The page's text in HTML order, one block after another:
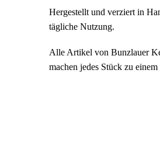
Hergestellt und verziert in
tägliche Nutzung.
Alle Artikel von Bunzlauer
machen jedes Stück zu